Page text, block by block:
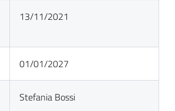
13/11/2021
01/01/2027
Stefania Bossi